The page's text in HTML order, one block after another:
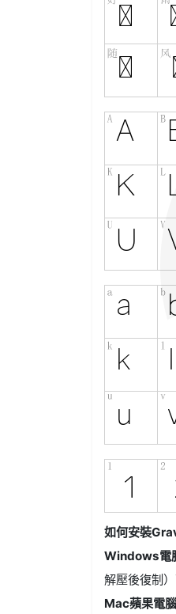
如何安裝
Windows電
解壓後復制
Mac蘋果電